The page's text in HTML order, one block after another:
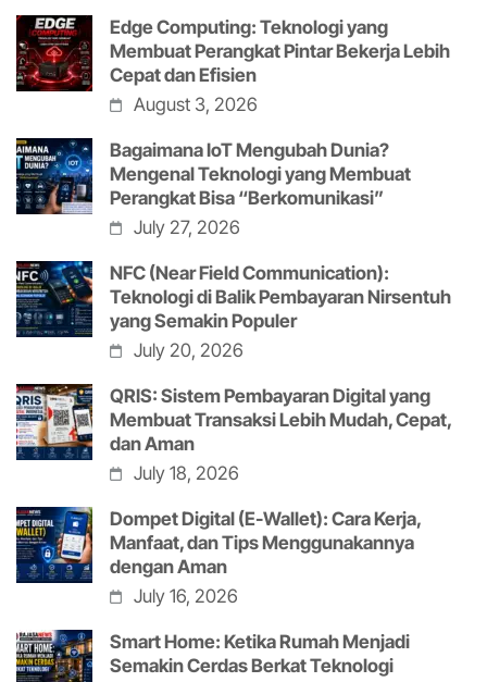
Edge Computing: Teknologi yang
Membuat Perangkat Pintar Bekerja Lebih
Cepat dan Efisien
August 3, 2026
Bagaimana IoT Mengubah Dunia?
Mengenal Teknologi yang Membuat
Perangkat Bisa “Berkomunikasi”
July 27, 2026
NFC (Near Field Communication):
Teknologi di Balik Pembayaran Nirsentuh
yang Semakin Populer
July 20, 2026
QRIS: Sistem Pembayaran Digital yang
Membuat Transaksi Lebih Mudah, Cepat,
dan Aman
July 18, 2026
Dompet Digital (E-Wallet): Cara Kerja,
Manfaat, dan Tips Menggunakannya
dengan Aman
July 16, 2026
Smart Home: Ketika Rumah Menjadi
Semakin Cerdas Berkat Teknologi